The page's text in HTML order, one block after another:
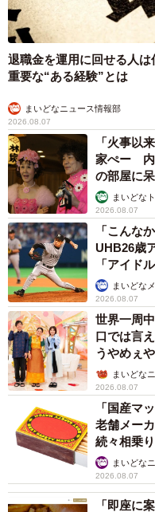
しょうね。
けっこをしていて、くう
たのかも知れません。で
していたので、ただ驚い
うに聞いても教えてくれ
コロコロ変わってカワイ
退職金を運用に回せる人
重要な“ある経験”とは
まいどなニュース情報部
2026.08.07
「火事以
家ぺー 内
の部屋に
まいどな
2026.08.07
「こんな
UHB26歳
「アイド
か」まいどな
2026.08.07
世界一周
口では言
うやめぇ
ん】まいどな
2026.08.07
「国産マ
老舗メー
続々相乗
まいどな
2026.08.07
「即座に